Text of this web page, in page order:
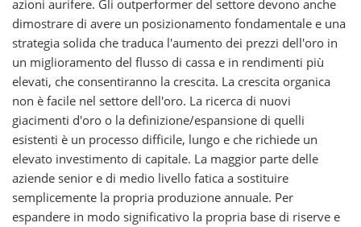
azioni aurifere. Gli outperformer del settore devono anche
dimostrare di avere un posizionamento fondamentale e una
strategia solida che traduca l'aumento dei prezzi dell'oro in
un miglioramento del flusso di cassa e in rendimenti più
elevati, che consentiranno la crescita. La crescita organica
non è facile nel settore dell'oro. La ricerca di nuovi
giacimenti d'oro o la definizione/espansione di quelli
esistenti è un processo difficile, lungo e che richiede un
elevato investimento di capitale. La maggior parte delle
aziende senior e di medio livello fatica a sostituire
semplicemente la propria produzione annuale. Per
espandere in modo significativo la propria base di riserve e